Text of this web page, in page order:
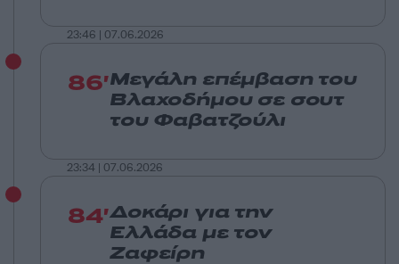
23:46 | 07.06.2026
86'Μεγάλη επέμβαση του
Βλαχοδήμου σε σουτ
του Φαβατζούλι
23:34 | 07.06.2026
84'Δοκάρι για την
Ελλάδα με τον
Ζαφείρη